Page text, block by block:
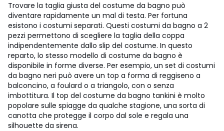
Trovare la taglia giusta del costume da bagno può
diventare rapidamente un mal di testa. Per fortuna
esistono i costumi separati. Questi costumi da bagno a 2
pezzi permettono di scegliere la taglia della coppa
indipendentemente dallo slip del costume. In questo
reparto, lo stesso modello di costume da bagno è
disponibile in forme diverse. Per esempio, un set di costumi
da bagno neri può avere un top a forma di reggiseno a
balconcino, a foulard o a triangolo, con o senza
imbottitura. Il top del costume da bagno tankini è molto
popolare sulle spiagge da qualche stagione, una sorta di
canotta che protegge il corpo dal sole e regala una
silhouette da sirena.